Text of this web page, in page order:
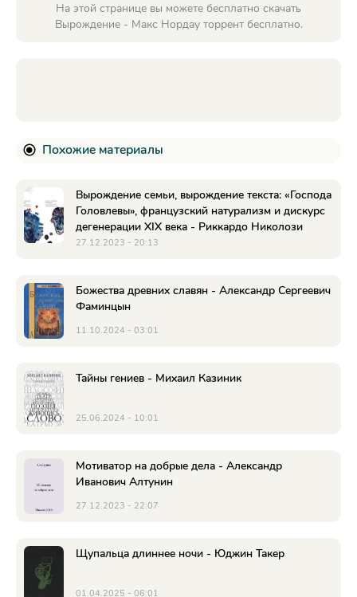
На этой странице вы можете бесплатно скачать
Вырождение - Макс Нордау торрент бесплатно.
Похожие материалы
Вырождение семьи, вырождение текста: «Господа
Головлевы», французский натурализм и дискурс
дегенерации XIX века - Риккардо Николози
27.12.2023 - 20:13
Божества древних славян - Александр Сергеевич
Фаминцын
11.10.2024 - 03:01
Тайны гениев - Михаил Казиник
25.06.2024 - 10:01
Мотиватор на добрые дела - Александр
Иванович Алтунин
27.12.2023 - 22:07
Щупальца длиннее ночи - Юджин Такер
01.04.2025 - 06:01